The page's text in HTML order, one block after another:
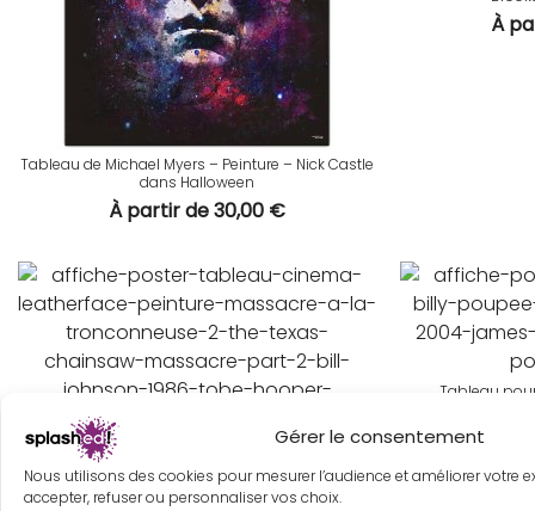
Gérer le consentement
Nous utilisons des cookies pour mesurer l’audience et améliorer votre
accepter, refuser ou personnaliser vos choix.
Tableau de Michael Myers – Peinture – Nick Castle
dans Halloween
À partir de30,00 €
À
Tableau de Leatherface – Peinture – Bill Johnson
À partir de 30,00€
Tableau